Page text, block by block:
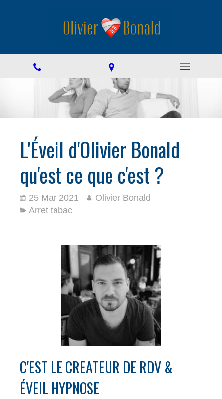
L'Éveil d'Olivier Bonald
qu'est ce que c'est ?
25 Mar 2021
Olivier Bonald
Arret tabac
C'EST LE CREATEUR DE RDV &
ÉVEIL HYPNOSE